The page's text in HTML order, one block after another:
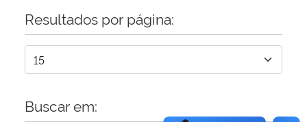
Banco Central do Brasil
Resultados por página:
Buscar em: